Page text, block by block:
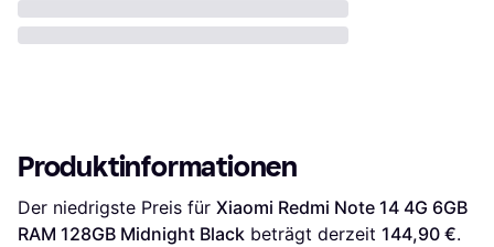
Produktinformationen
Der niedrigste Preis für Xiaomi Redmi Note 14 4G 6GB
RAM 128GB Midnight Black beträgt derzeit 144,90 €.